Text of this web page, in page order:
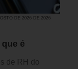
DE 2026 DE 2026
é
de RH do